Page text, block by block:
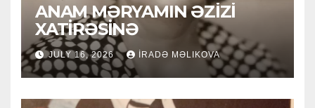
ANAM MƏRYAMIN ƏZİZİ
XATİRƏSİNƏ
JULY 16, 2026 İRADƏ MƏLIKOVA